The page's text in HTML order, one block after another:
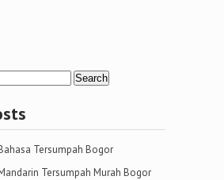
Tersumpah Bogor
Tersumpah Murah Bogor